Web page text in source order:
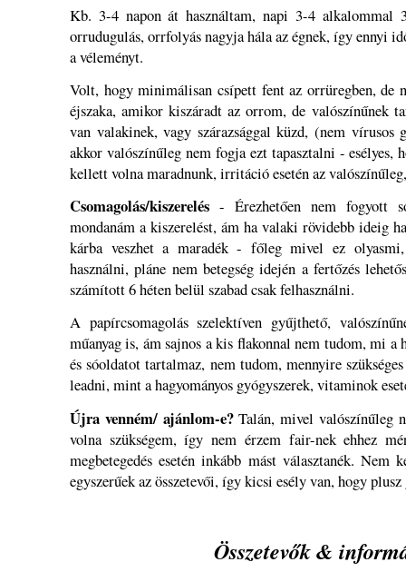
Kb. 3-4 napon át használtam, napi 3-4 alkalommal
orrudugulás, orrfolyás nagyja hála az égnek, így ennyi
a véleményt.
Volt, hogy minimálisan csípett fent az orrüregben, de
éjszaka, amikor kiszáradt az orrom, de valószínűnek
van valakinek, vagy szárazsággal küzd, (nem
akkor valószínűleg nem fogja ezt tapasztalni -
kellett volna maradnunk, irritáció esetén az
Csomagolás/kiszerelés - Érezhetően nem fogyott
mondanám a kiszerelést, ám ha valaki rövidebb ideig
kárba veszhet a maradék - főleg mivel ez
használni, pláne nem betegség idején a fertőzés
számított 6 héten belül szabad csak felhasználni.
A papírcsomagolás szelektíven gyűjthető,
műanyag is, ám sajnos a kis flakonnal nem tudom, mi
és sóoldatot tartalmaz, nem tudom, mennyire
leadni, mint a hagyományos gyógyszerek, vitaminok
Újra venném/ ajánlom-e?Talán, mivel valószínűleg
volna szükségem, így nem érzem fair-nek ehhez
megbetegedés esetén inkább mást választanék. Nem
egyszerűek az összetevői, így kicsi esély van, hogy
Összetevők &